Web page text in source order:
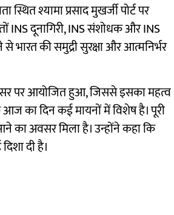
स्थित श्यामा प्रसाद मुखर्जी पोर्ट पर
INS दूनागिरी, INS संशोधक और INS
से भारत की समुद्री सुरक्षा और आत्मनिर्भर
अवसर पर आयोजित हुआ, जिससे इसका महत्व
आज का दिन कई मायनों में विशेष है। पूरी
का अवसर मिला है। उन्होंने कहा कि
दी है।